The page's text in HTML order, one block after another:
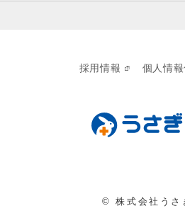
採用情報 個人情
© 株式会社うさ